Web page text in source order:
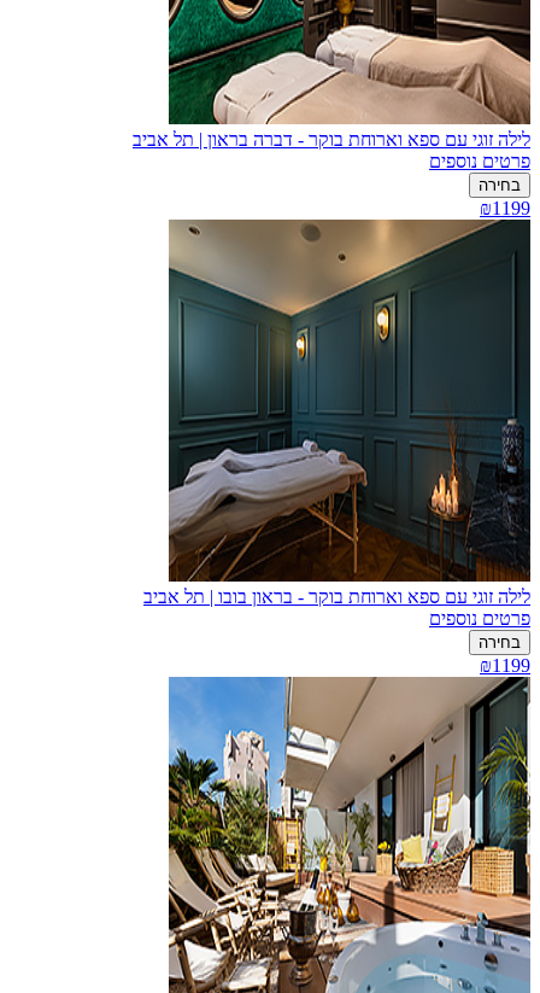
לילה זוגי עם ספא וארוחת בוקר - דברה בראון | תל אביב
פרטים נוספים
בחירה
₪1199
לילה זוגי עם ספא וארוחת בוקר - בראון בובו | תל אביב
פרטים נוספים
בחירה
₪1199